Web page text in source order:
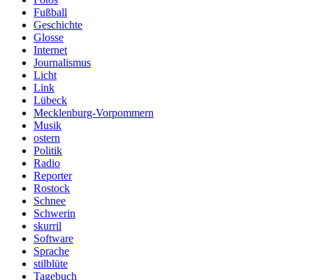
Fußball
Geschichte
Glosse
Internet
Journalismus
Licht
Link
Lübeck
Mecklenburg-Vorpommern
Musik
ostern
Politik
Radio
Reporter
Rostock
Schnee
Schwerin
skurril
Software
Sprache
stilblüte
Tagebuch